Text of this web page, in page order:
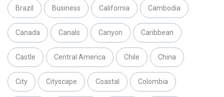
Brazil Business California Cambodia
Canada Canals Canyon Caribbean
Castle Central America Chile China
City Cityscape Coastal Colombia